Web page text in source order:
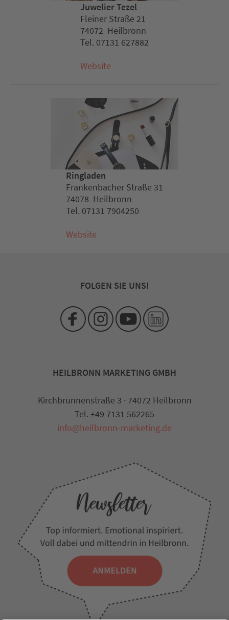
Juwelier Tezel
Fleiner Straße 21
74072 Heilbronn
Tel. 07131 627882
Website
Ringladen
Frankenbacher Straße 31
74078 Heilbronn
Tel. 07131 7904250
Website
FOLGEN SIE UNS!
HEILBRONN MARKETING GMBH
Kirchbrunnenstraße 3 · 74072 Heilbronn
Tel. +49 7131 562265
info@heilbronn-marketing.de